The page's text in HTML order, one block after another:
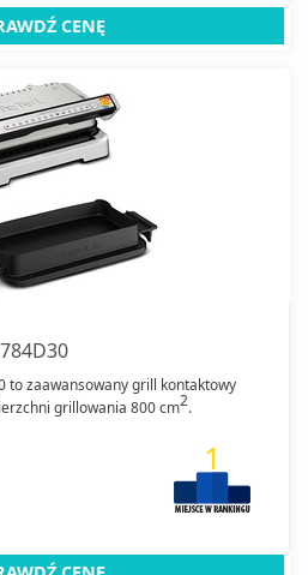
CENĘ
to zaawansowany grill kontaktowy
grillowania 800 cm2.
1